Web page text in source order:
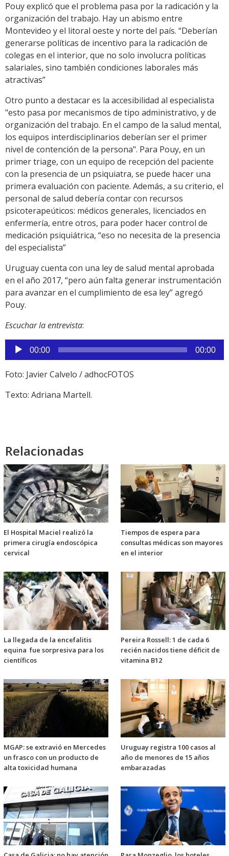
Pouy explicó que el problema pasa por la radicación y la
organización del trabajo. Hay un abismo entre
Montevideo y el litoral oeste y norte del país. “Deberían
generarse políticas de incentivo para la radicación de
colegas en el interior, que no solo involucra políticas
salariales, sino también condiciones laborales más
atractivas”
Otro punto a destacar es la accesibilidad al especialista
"esto pasa por mecanismos de tipo administrativo, y de
organización del trabajo. En el campo de la salud mental,
los equipos interdisciplinarios deberían ser el primer
nivel de contención de la persona". Para Pouy, en un
primer triage, con un equipo de recepción del paciente
con la presencia de un psiquiatra, se puede hacer una
primera evaluación con paciente. Además, a su criterio, el
personal de salud debería contar con recursos
psicoterapeúticos: médicos generales, licenciados en
enfermería, entre otros, para poder hacer control de
medicación psiquiátrica, “eso no necesita de la presencia
del especialista”
Uruguay cuenta con una ley de salud mental aprobada
en el año 2017, “pero aún falta generar instrumentación
para avanzar en el cumplimiento de esa ley” agregó
Pouy.
Escuchar la entrevista:
Reproductor
de
audio
00:00 00:00
Foto: Javier Calvelo / adhocFOTOS
Texto: Adriana Martell.
Relacionadas
El Hospital Maciel realizó la
primera cirugía endoscópica
cervical
Tiempos de espera para
consultas médicas son mayores
en el interior
La llegada de la encefalitis
equina fue sorpresiva para los
científicos
Pereira Rossell: 1 de cada 6
recién nacidos tiene déficit de
vitamina B12
MGAP: se extravió en Mercedes
un frasco con un producto de
alta toxicidad humana
Uruguay registra 100 casos al
año de menores de 15 años
embarazadas